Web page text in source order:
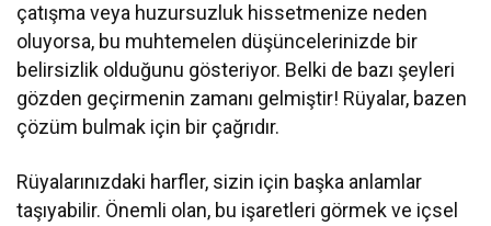
çatışma veya huzursuzluk hissetmenize neden
oluyorsa, bu muhtemelen düşüncelerinizde bir
belirsizlik olduğunu gösteriyor. Belki de bazı şeyleri
gözden geçirmenin zamanı gelmiştir! Rüyalar, bazen
çözüm bulmak için bir çağrıdır.
Rüyalarınızdaki harfler, sizin için başka anlamlar
taşıyabilir. Önemli olan, bu işaretleri görmek ve içsel